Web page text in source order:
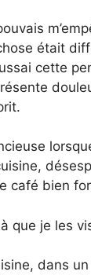
était
cette
café bien
que je les
dans